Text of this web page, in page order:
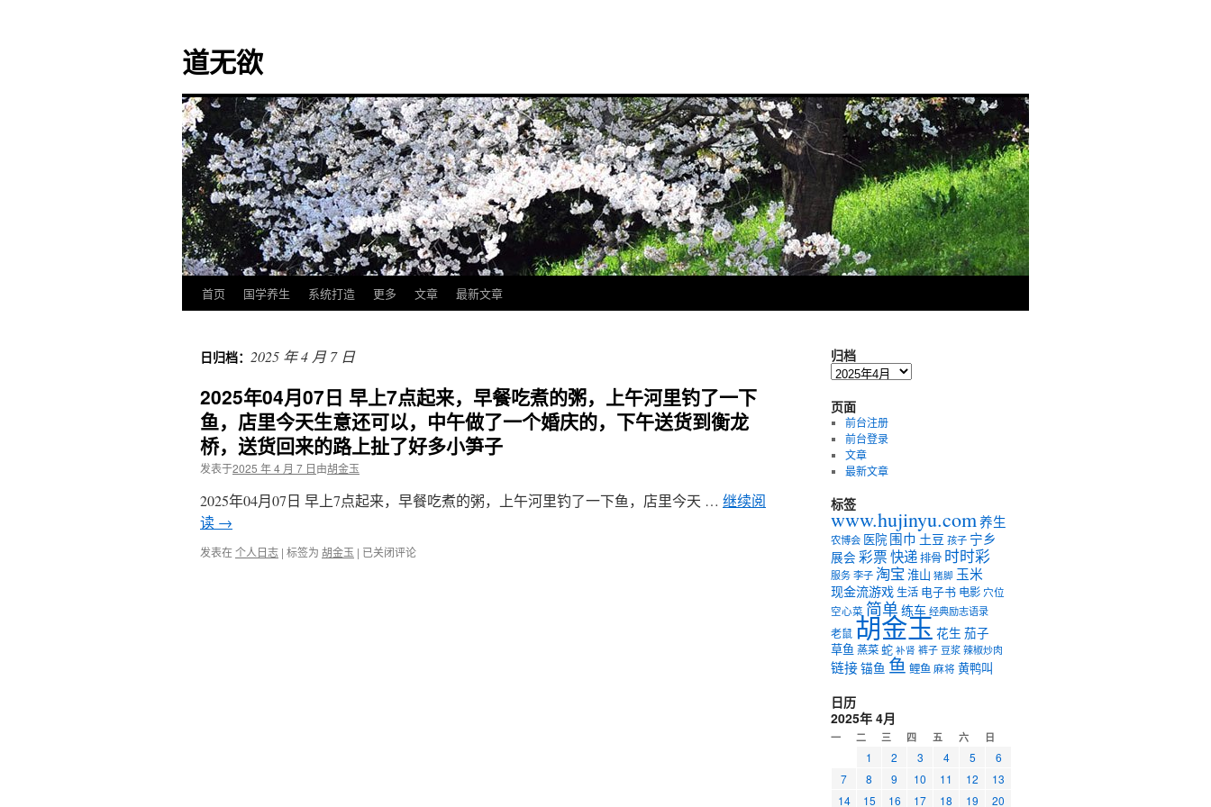
道无欲
文
首页 国学养生 系统打造 更多 文章 最新文章
日归档： 2025 年 4 月 7 日
2025年04月07日 早上7点起来，早餐吃煮的粥，上午河里钓了一下
鱼，店里今天生意还可以，中午做了一个婚庆的，下午送货到衡龙
桥，送货回来的路上扯了好多小笋子
发表于2025 年 4 月 7 日由胡金玉
2025年04月07日 早上7点起来，早餐吃煮的粥，上午河里钓了一下鱼，店里今天 … 继续阅
读 →
发表在个人日志 | 标签为 胡金玉 | 2025
已关闭评论
归档
归
页面
前台注册
前台登录
文章
最新文章
标签
www.hujinyu.com养生
农博会 医院 围巾 土豆 孩子 宁乡
展会 彩票 快递排骨 时时彩
服务 李子 淘宝 淮山 猪脚 玉米
现金流游戏 生活 电子书 电影 穴位
空心菜 简单 练车 经典励志语录
老鼠 胡金玉花生 茄子
草鱼 蒸菜 蛇 补肾 裤子 豆浆 辣椒炒肉
链接锚鱼 鱼 鲤鱼 麻将 黄鸭叫
日历
2025年 4月
一 二 三 四 五 六 日
1 2 3 4 5
6
7
8 9 10 11 12
13
14
15 16 17 18 19 20